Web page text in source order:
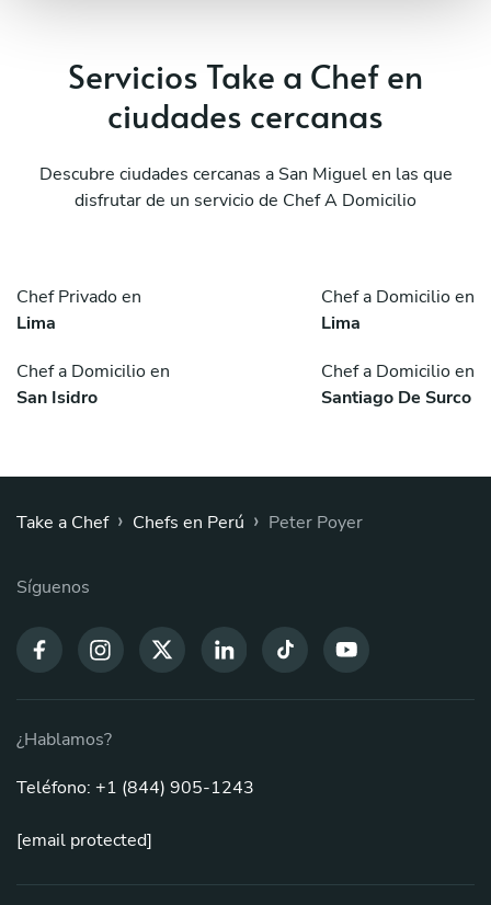
Servicios Take a Chef en
ciudades cercanas
Descubre ciudades cercanas a San Miguel en las que
disfrutar de un servicio de Chef A Domicilio
Chef Privado en
Lima
Chef a Domicilio en
Lima
Chef a Domicilio en
San Isidro
Chef a Domicilio en
Santiago De Surco
Take a Chef › Chefs en Perú › Peter Poyer
Síguenos
¿Hablamos?
Teléfono: +1 (844) 905-1243
[email protected]